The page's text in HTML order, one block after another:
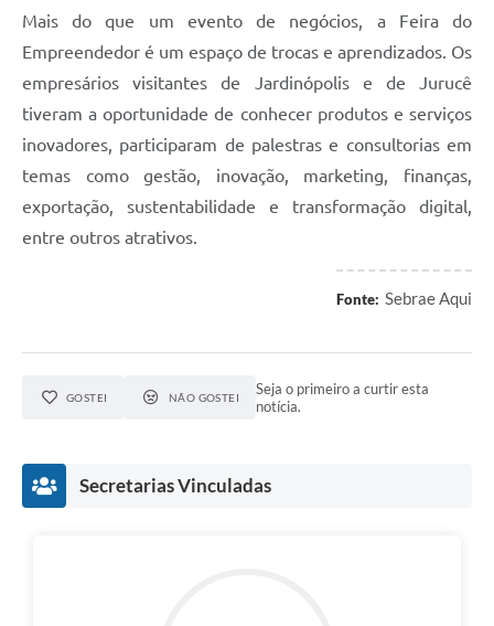
Mais do que um evento de negócios, a Feira do
Empreendedor é um espaço de trocas e aprendizados. Os
empresários visitantes de Jardinópolis e de Jurucê
tiveram a oportunidade de conhecer produtos e serviços
inovadores, participaram de palestras e consultorias em
temas como gestão, inovação, marketing, finanças,
exportação, sustentabilidade e transformação digital,
entre outros atrativos.
Fonte: Sebrae Aqui
GOSTEI NÃO GOSTEI
Seja o primeiro a curtir esta
notícia.
Secretarias Vinculadas